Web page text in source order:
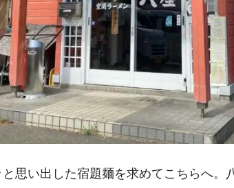
思い出した宿題麺を求めてこちらへ。